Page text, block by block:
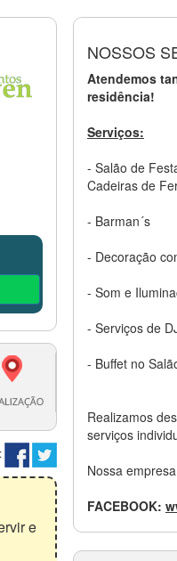
e
NOSSOS
Atendemos
residência!
Serviços:
- Salão de
Cadeiras de
- Barman´s
- Decoração
- Som e
- Serviços de
- Buffet no
Realizamos
serviços
Nossa
FACEBOOK: